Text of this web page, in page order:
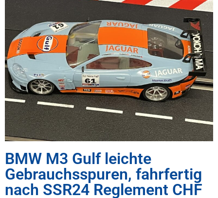
BMW M3 Gulf leichte
Gebrauchsspuren, fahrfertig
nach SSR24 Reglement CHF